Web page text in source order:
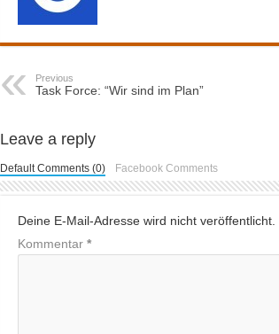
Previous
Task Force: “Wir sind im Plan”
Leave a reply
Default Comments (0) Facebook Comments
Deine E-Mail-Adresse wird nicht veröffentlicht.
Kommentar *